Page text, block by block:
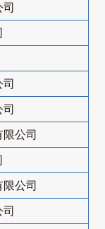
公司
公司